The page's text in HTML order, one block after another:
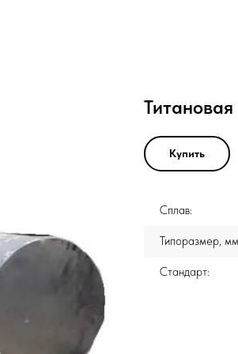
Купить
Сплав:
Типоразмер,
Стандарт: